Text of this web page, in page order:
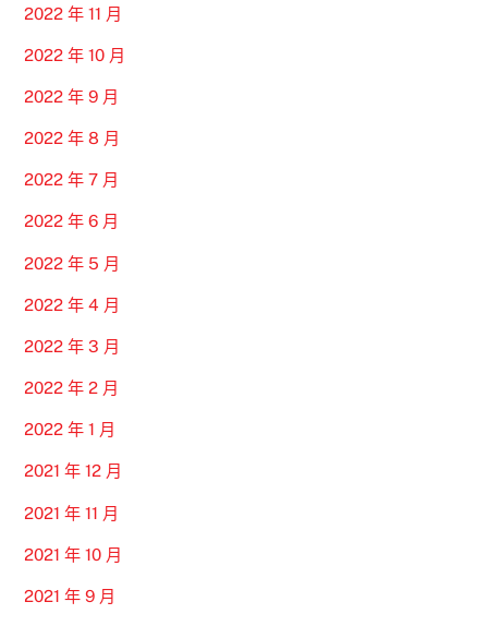
2022 年 11 月
2022 年 10 月
2022 年 9 月
2022 年 8 月
2022 年 7 月
2022 年 6 月
2022 年 5 月
2022 年 4 月
2022 年 3 月
2022 年 2 月
2022 年 1 月
2021 年 12 月
2021 年 11 月
2021 年 10 月
2021 年 9 月